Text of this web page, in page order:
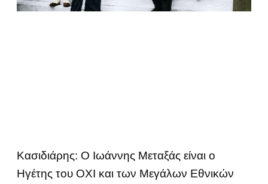
Κασιδιάρης: Ο Ιωάννης Μεταξάς είναι ο
Ηγέτης του ΟΧΙ και των Μεγάλων Εθνικών